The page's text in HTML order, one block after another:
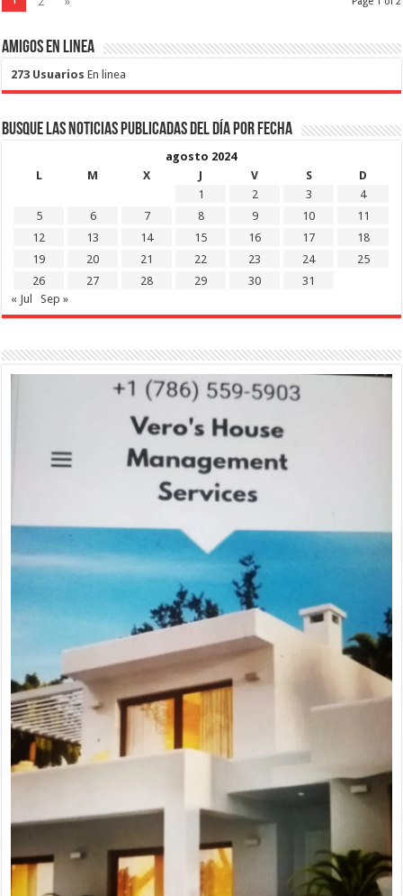
Amigos en Linea
273 Usuarios En linea
Busque las noticias publicadas del día por fecha
agosto 2024
L
M X J V S
D
1
2 3
4
5
6 7 8 9 10
11
12
13 14 15 16 17
18
19
20 21 22 23 24
25
26
27 28 29 30
31
« Jul
Sep »